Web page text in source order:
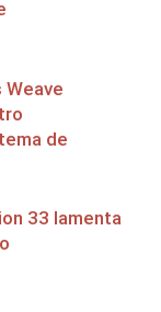
Weave
de
33 lamenta